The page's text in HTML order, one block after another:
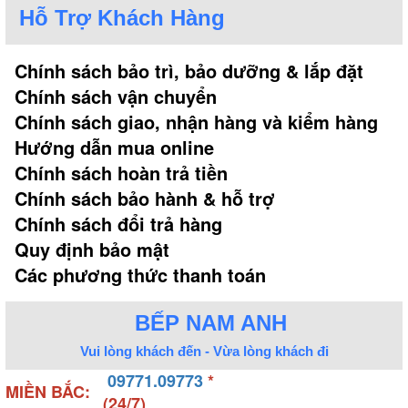
thông minh với các chi tiết tiết kiệm điện tiêu thụ mà
vẫn đảm bảo đủ ánh sáng để chế biến món ăn.
từ 3-5 lớp hỗ trợ giữ lại 99% dầu mỡ bên ngoài giúp
bảo vệ tuabin của máy một cách tối ưu.
Hỗ Trợ Khách Hàng
Chính sách bảo trì, bảo dưỡng & lắp đặt
Chính sách vận chuyển
Chính sách giao, nhận hàng và kiểm hàng
Hướng dẫn mua online
Chính sách hoàn trả tiền
Chính sách bảo hành & hỗ trợ
Chính sách đổi trả hàng
Quy định bảo mật
Các phương thức thanh toán
BẾP NAM ANH
Vui lòng khách đến - Vừa lòng khách đi
MIỀN BẮC: 09771.09773*